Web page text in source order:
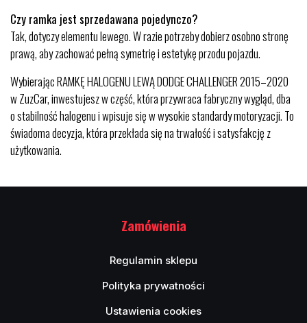
Czy ramka jest sprzedawana pojedynczo?
Tak, dotyczy elementu lewego. W razie potrzeby dobierz osobno stronę
prawą, aby zachować pełną symetrię i estetykę przodu pojazdu.
Wybierając RAMKĘ HALOGENU LEWĄ DODGE CHALLENGER 2015–2020
w ZuzCar, inwestujesz w część, która przywraca fabryczny wygląd, dba
o stabilność halogenu i wpisuje się w wysokie standardy motoryzacji. To
świadoma decyzja, która przekłada się na trwałość i satysfakcję z
użytkowania.
Zamówienia
Regulamin sklepu
Polityka prywatności
Ustawienia cookies